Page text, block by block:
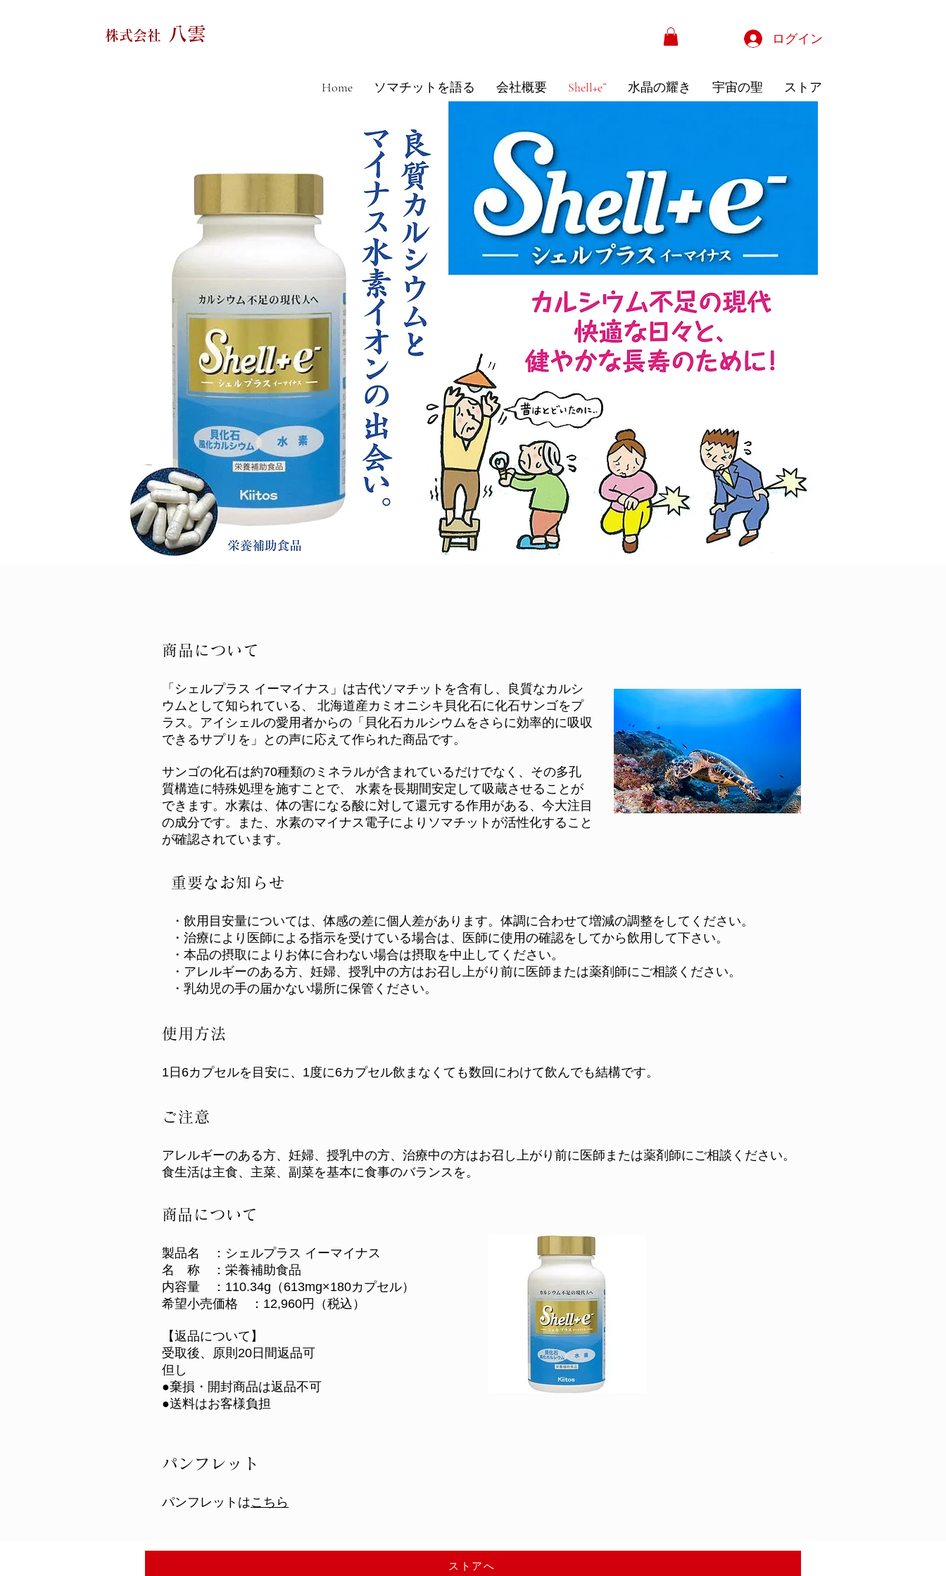
株式会社 八雲 ログイン
Home ソマチットを語る 会社概要 Shell+e⁻ 水晶の耀き 宇宙の聖 ストア
商品について
「シェルプラス イーマイナス」は古代ソマチットを含有し、良質なカルシ
ウムとして知られている、 北海道産カミオニシキ貝化石に化石サンゴをプ
ラス。アイシェルの愛用者からの「貝化石カルシウムをさらに効率的に吸収
できるサプリを」との声に応えて作られた商品です。
サンゴの化石は約70種類のミネラルが含まれているだけでなく、その多孔
質構造に特殊処理を施すことで、 水素を長期間安定して吸蔵させることが
できます。水素は、体の害になる酸に対して還元する作用がある、今大注目
の成分です。また、水素のマイナス電子によりソマチットが活性化すること
が確認されています。
重要なお知らせ
・飲用目安量については、体感の差に個人差があります。体調に合わせて増減の調整をしてください。
・治療により医師による指示を受けている場合は、医師に使用の確認をしてから飲用して下さい。
・本品の摂取によりお体に合わない場合は摂取を中止してください。
・アレルギーのある方、妊婦、授乳中の方はお召し上がり前に医師または薬剤師にご相談ください。
・乳幼児の手の届かない場所に保管ください。
使用方法
1日6カプセルを目安に、1度に6カプセル飲まなくても数回にわけて飲んでも結構です。
ご注意
アレルギーのある方、妊婦、授乳中の方、治療中の方はお召し上がり前に医師または薬剤師にご相談ください。
食生活は主食、主菜、副菜を基本に食事のバランスを。
​商品について
製品名 ：シェルプラス イーマイナス
名 称 ：栄養補助食品
内容量 ：110.34g（613mg×180カプセル）
希望小売価格 ：12,960円（税込）
【返品について】
受取後、原則20日間返品可
但し
●棄損・開封商品は返品不可
●送料はお客様負担
パンフレット
​パンフレットはこちら
ストアへ